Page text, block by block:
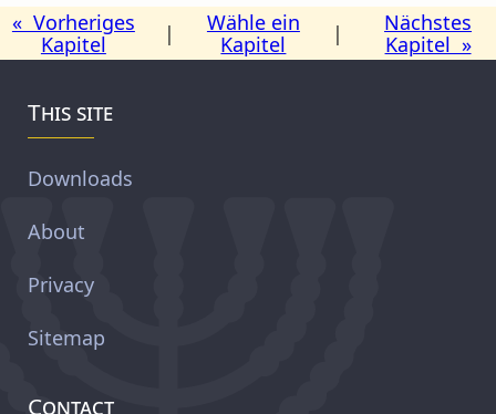
« Vorheriges
Kapitel
|
Wähle ein
Kapitel
|
Nächstes
Kapitel »
This site
Downloads
About
Privacy
Sitemap
Contact